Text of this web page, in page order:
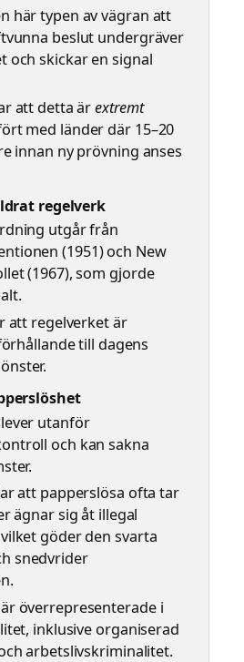
här typen av vägran att
beslut undergräver
och skickar en signal
att detta ärextremt
med länder där 15–20
innan ny prövning anses
regelverk
utgår från
(1951) och New
(1967), som gjorde
att regelverket är
till dagens
utanför
och kan sakna
att papperslösa ofta tar
ägnar sig åt illegal
göder den svarta
snedvrider
överrepresenterade i
inklusive organiserad
arbetslivskriminalitet.